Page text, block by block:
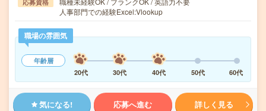
応募資格
人事部門での経験Excel:Vlookup
職場の雰囲気
年齢層
20代
30代 40代 50代 60代
気になる! 応募へ進む 詳しく見る